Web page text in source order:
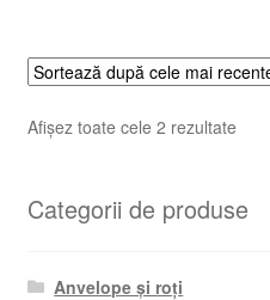
Afișez toate cele 2 rezultateSortat
mai
Categorii de produse
Anvelope și roți